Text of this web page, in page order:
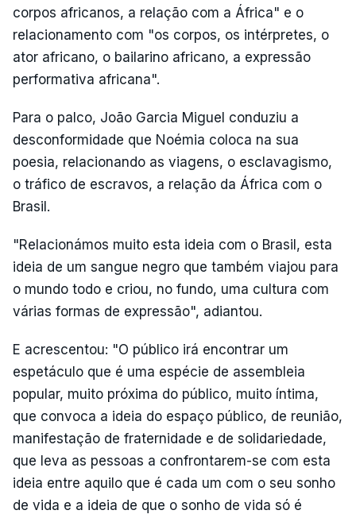
corpos africanos, a relação com a África" e o
relacionamento com "os corpos, os intérpretes, o
ator africano, o bailarino africano, a expressão
performativa africana".
Para o palco, João Garcia Miguel conduziu a
desconformidade que Noémia coloca na sua
poesia, relacionando as viagens, o esclavagismo,
o tráfico de escravos, a relação da África com o
Brasil.
"Relacionámos muito esta ideia com o Brasil, esta
ideia de um sangue negro que também viajou para
o mundo todo e criou, no fundo, uma cultura com
várias formas de expressão", adiantou.
E acrescentou: "O público irá encontrar um
espetáculo que é uma espécie de assembleia
popular, muito próxima do público, muito íntima,
que convoca a ideia do espaço público, de reunião,
manifestação de fraternidade e de solidariedade,
que leva as pessoas a confrontarem-se com esta
ideia entre aquilo que é cada um com o seu sonho
de vida e a ideia de que o sonho de vida só é